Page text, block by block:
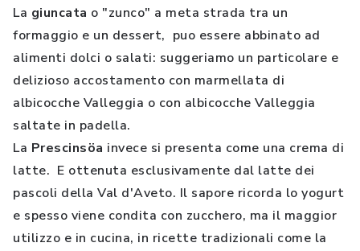
La giuncata o "zunco" a meta strada tra un
formaggio e un dessert, puo essere abbinato ad
alimenti dolci o salati: suggeriamo un particolare e
delizioso accostamento con marmellata di
albicocche Valleggia o con albicocche Valleggia
saltate in padella.
La Prescinsöa invece si presenta come una crema di
latte. E ottenuta esclusivamente dal latte dei
pascoli della Val d'Aveto. Il sapore ricorda lo yogurt
e spesso viene condita con zucchero, ma il maggior
utilizzo e in cucina, in ricette tradizionali come la